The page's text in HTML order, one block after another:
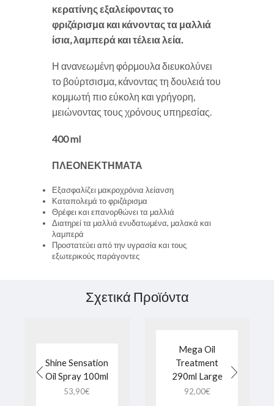
κερατίνης εξαλείφοντας το
φριζάρισμα και κάνοντας τα μαλλιά
ίσια, λαμπερά και τέλεια λεία.
Η ανανεωμένη φόρμουλα διευκολύνει
το βούρτσισμα, κάνοντας τη δουλειά του
κομμωτή πιο εύκολη και γρήγορη,
μειώνοντας τους χρόνους υπηρεσίας.
400 ml
ΠΛΕΟΝΕΚΤΗΜΑΤΑ
Εξασφαλίζει μακροχρόνια λείανση
Καταπολεμά το φριζάρισμα
Θρέφει και επανορθώνει τα μαλλιά
Διατηρεί τα μαλλιά ενυδατωμένα, μαλακά και
λαμπερά
Προστατεύει από την υγρασία και τους
εξωτερικούς παράγοντες
Σχετικά Προϊόντα
Shine Sensation
Oil Spray 100ml
53,90€
Mega Oil
Treatment
290ml Large
92,00€